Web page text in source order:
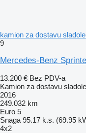
kamion za dostavu
9
Mercedes-Benz
13.200 € Bez PDV-a
Kamion za dostavu
2016
249.032 km
Euro 5
Snaga 95.17 k.s. (69.95
4x2